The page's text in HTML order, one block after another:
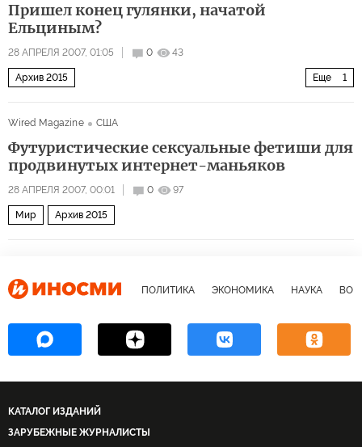
Пришел конец гулянки, начатой
Ельциным?
28 АПРЕЛЯ 2007, 01:05 0 43
Еще 1
Архив 2015
Wired Magazine
США
Футуристические сексуальные фетиши для
продвинутых интернет-маньяков
28 АПРЕЛЯ 2007, 00:01 0 97
Мир Архив 2015
ПОЛИТИКА ЭКОНОМИКА НАУКА
КАТАЛОГ ИЗДАНИЙ
ЗАРУБЕЖНЫЕ ЖУРНАЛИСТЫ